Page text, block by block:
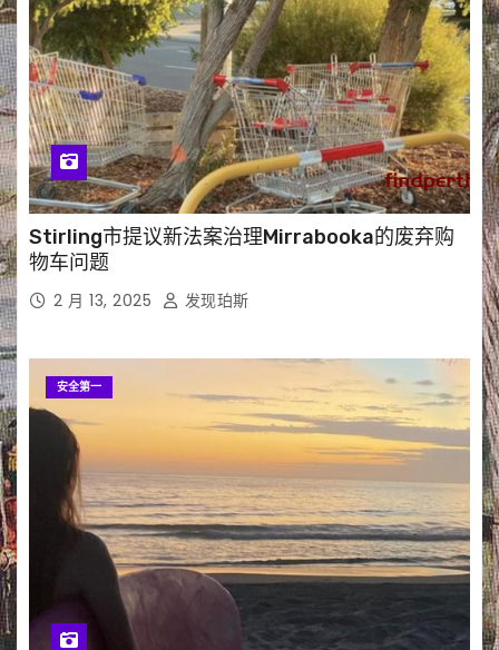
Stirling市提议新法案治理Mirrabooka的废弃购
物车问题
2 月 13, 2025 发现珀斯
安全第一